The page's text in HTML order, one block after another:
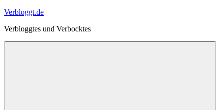
Zum
springen
Verbloggt.de
Verbloggtes und Verbocktes